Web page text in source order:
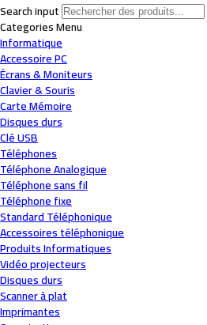
Search input
CategoriesMenu
Informatique
Accessoire PC
Écrans & Moniteurs
Clavier & Souris
Carte Mémoire
Disques durs
Clé USB
Téléphones
Téléphone Analogique
Téléphone sans fil
Téléphone fixe
Standard Téléphonique
Accessoires téléphonique
Produits Informatiques
Vidéo projecteurs
Disques durs
Scanner à plat
Imprimantes